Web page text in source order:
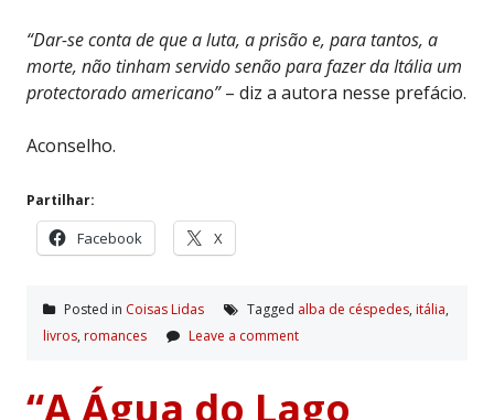
“Dar-se conta de que a luta, a prisão e, para tantos, a
morte, não tinham servido senão para fazer da Itália um
protectorado americano”– diz a autora nesse prefácio.
Aconselho.
Partilhar:
Facebook X
Posted in Coisas Lidas Tagged alba de céspedes, itália,
livros, romances Leave a comment
“A Água do Lago